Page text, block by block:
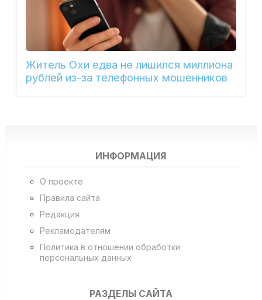
Житель Охи едва не лишился миллиона
рублей из-за телефонных мошенников
ИНФОРМАЦИЯ
О проекте
Правила сайта
Редакция
Рекламодателям
Политика в отношении обработки
персональных данных
РАЗДЕЛЫ САЙТА